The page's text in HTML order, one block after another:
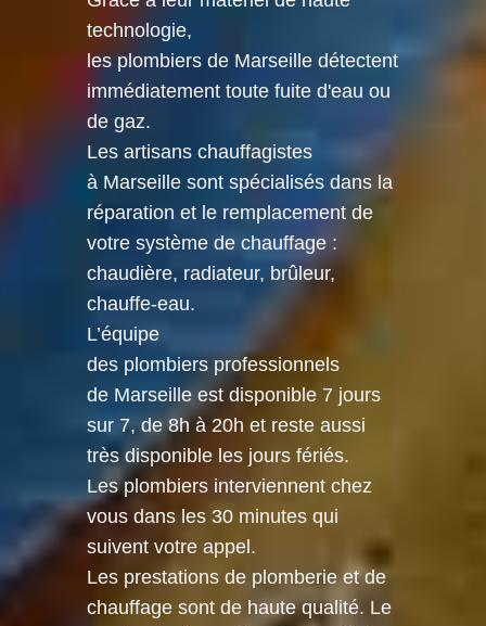
technologie,
les plombiers de Marseille détectent
immédiatement toute fuite d'eau ou
de gaz.
Les artisans chauffagistes
à Marseille sont spécialisés dans la
réparation et le remplacement de
votre système de chauffage :
chaudière, radiateur, brûleur,
chauffe-eau.
L’équipe
des plombiers professionnels
de Marseille est disponible 7 jours
sur 7, de 8h à 20h et reste aussi
très disponible les jours fériés.
Les plombiers interviennent chez
vous dans les 30 minutes qui
suivent votre appel.
Les prestations de plomberie et de
chauffage sont de haute qualité. Le